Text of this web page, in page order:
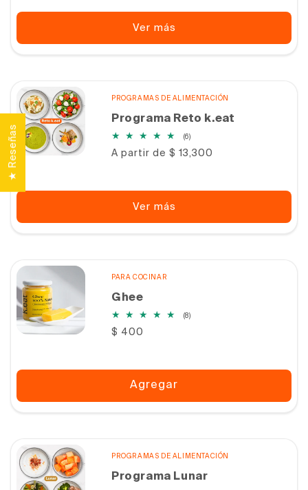
Ver más
PROGRAMAS DE ALIMENTACIÓN
Programa Reto k.eat
(6)6
totales
Precio
A partir de $ 13,300
Ver más
PARA COCINAR
Ghee
(8)8
Precio
$ 400
Agregar
PROGRAMAS DE ALIMENTACIÓN
Programa Lunar
★ Reseñas